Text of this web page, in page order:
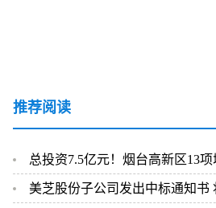
推荐阅读
总投资7.5亿元！烟台高新区13
美芝股份子公司发出中标通知书 将联合